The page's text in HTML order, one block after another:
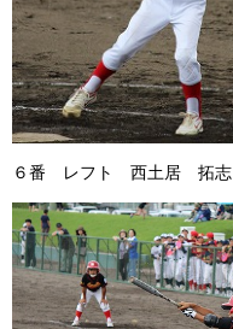
６番 レフト 西土居 拓志